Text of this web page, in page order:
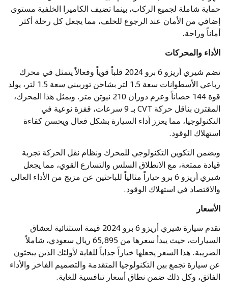
حماية شاملة لجميع الركاب، بينما تضيف الكاميرا الخلفية مستوى
إضافي من الأمان عند الرجوع للخلف، مما يجعل كل رحلة أكثر
أماناً وراحة.
الأداء والمحركات
تضم شيري أريزو 6 برو 2024 قلباً قوياً وفعالاً يتمثل في محرك
رباعي الأسطوانات سعة 1.5 لتر بشاحن توربيني سعة 1.5 لتر، يولد
قوة 144 حصاناً وعزم دوران 210 نيوتن متر. ويمثل هذا المحرك،
المقترن بناقل حركة CVT بـ 9 سرعات، قفزة نوعية في
التكنولوجيا، مما يعزز أداء السيارة بشكل فعال ويحسن كفاءة
استهلاك الوقود.
ويضمن التكوين التكنولوجي للمحرك ونظام نقل الحركة تجربة
قيادة ممتعة، مع الانطلاق السلس والتسارع القوي، مما يجعل
شيري أريزو 6 برو خياراً مثالياً للباحثين عن مزيج من الأداء العالي
والاقتصاد في استهلاك الوقود.
الأسعار
تقدم سيارة شيري أريزو 6 برو 2024 قيمة استثنائية لعشاق
السيارات، حيث يبدأ سعرها من 65,895 ريال سعودي، شاملاً
الضريبة. هذا السعر يجعلها خياراً جذاباً للغاية لأولئك الذين يبحثون
عن سيارة تجمع بين التكنولوجيا المتقدمة والتصميم الفاخر والأداء
الفائق، وكل ذلك ضمن نطاق أسعار تنافسية للغاية.